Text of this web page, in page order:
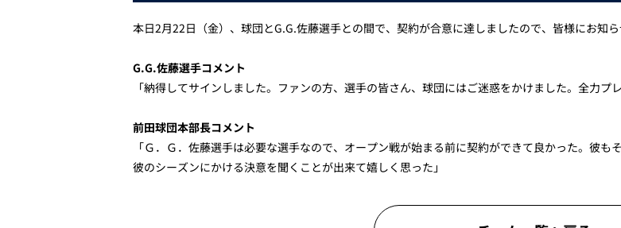
本日2月22日（金）、球団とG.G.佐藤選手との間で、契約が合意に達しましたので、皆様にお知ら
G.G.佐藤選手コメント
「納得してサインしました。ファンの方、選手の皆さん、球団にはご迷惑をかけました。全力プ
前田球団本部長コメント
「Ｇ．Ｇ．佐藤選手は必要な選手なので、オープン戦が始まる前に契約ができて良かった。彼も
彼のシーズンにかける決意を聞くことが出来て嬉しく思った」